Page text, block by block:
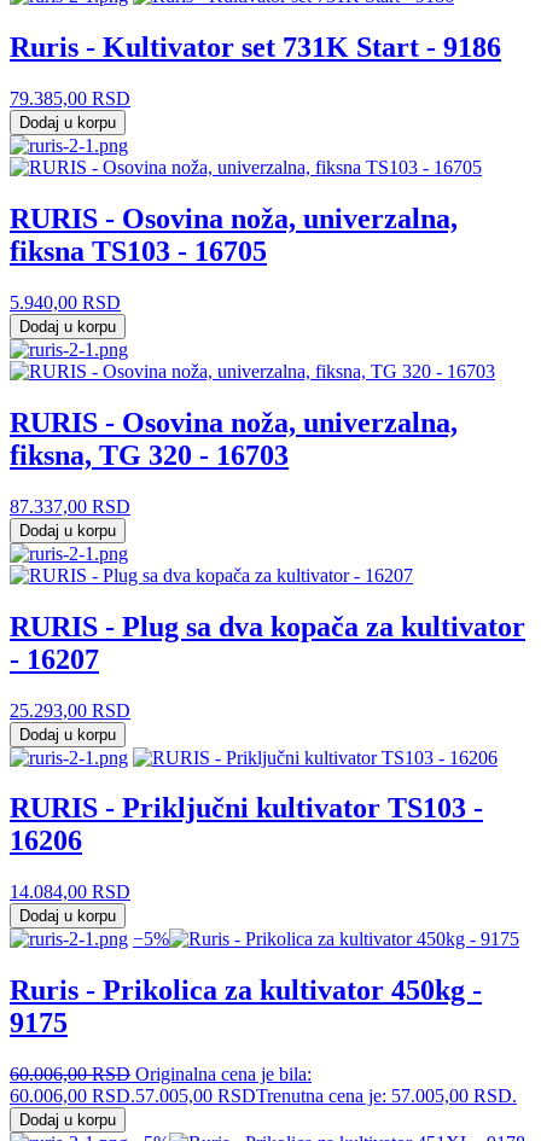
Ruris - Kultivator set 731K Start - 9186
79.385,00 RSD
Dodaj u korpu
RURIS - Osovina noža, univerzalna,
fiksna TS103 - 16705
5.940,00 RSD
Dodaj u korpu
RURIS - Osovina noža, univerzalna,
fiksna, TG 320 - 16703
87.337,00 RSD
Dodaj u korpu
RURIS - Plug sa dva kopača za kultivator
- 16207
25.293,00 RSD
Dodaj u korpu
RURIS - Priključni kultivator TS103 -
16206
14.084,00 RSD
Dodaj u korpu
−5%
Ruris - Prikolica za kultivator 450kg -
9175
60.006,00RSD Originalna cena je bila:
60.006,00 RSD.57.005,00 RSDTrenutna cena je: 57.005,00 RSD.
Dodaj u korpu